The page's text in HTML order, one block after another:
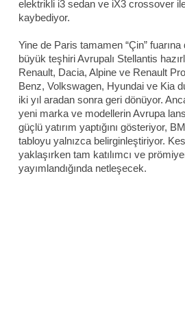
elektrikli i3 sedan ve iX3 crossover
kaybediyor.
Yine de Paris tamamen “Çin”
büyük teşhiri Avrupalı Stellantis
Renault, Dacia, Alpine ve Renault
Benz, Volkswagen, Hyundai ve Kia
iki yıl aradan sonra geri dönüyor.
yeni marka ve modellerin Avrupa
güçlü yatırım yaptığını gösteriyor,
tabloyu yalnızca belirginleştiriyor.
yaklaşırken tam katılımcı ve
yayımlandığında netleşecek.